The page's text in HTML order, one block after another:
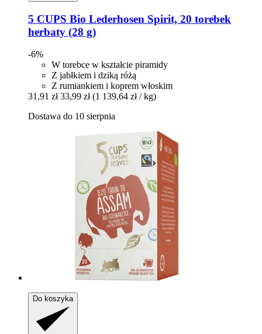
5 CUPS Bio Lederhosen Spirit, 20 torebek
herbaty (28 g)
-6%
W torebce w kształcie piramidy
Z jabłkiem i dziką różą
Z rumiankiem i koprem włoskim
31,91 zł 33,99 zł (1 139,64 zł / kg)
Dostawa do 10 sierpnia
Do koszyka